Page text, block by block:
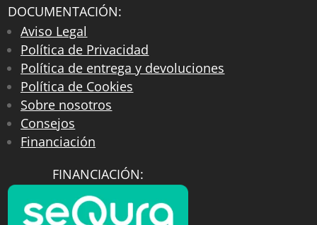
DOCUMENTACIÓN:
Aviso Legal
Política de Privacidad
Política de entrega y devoluciones
Política de Cookies
Sobre nosotros
Consejos
Financiación
FINANCIACIÓN: